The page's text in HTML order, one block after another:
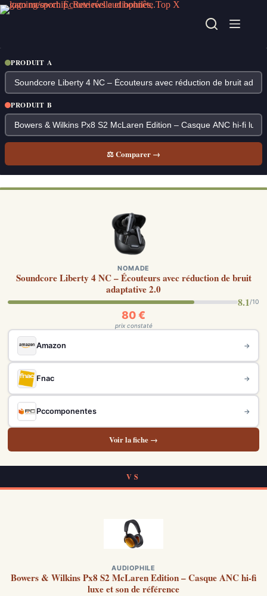
Passer
au
PRODUIT A
PRODUIT B
⚖ Comparer →
NOMADE
Soundcore Liberty 4 NC – Écouteurs avec réduction de bruit
adaptative 2.0
8.1/10
80 €
prix constaté
Amazon →
Fnac →
Pccomponentes →
Voir la fiche →
VS
AUDIOPHILE
Bowers & Wilkins Px8 S2 McLaren Edition – Casque ANC hi-fi
luxe et son de référence